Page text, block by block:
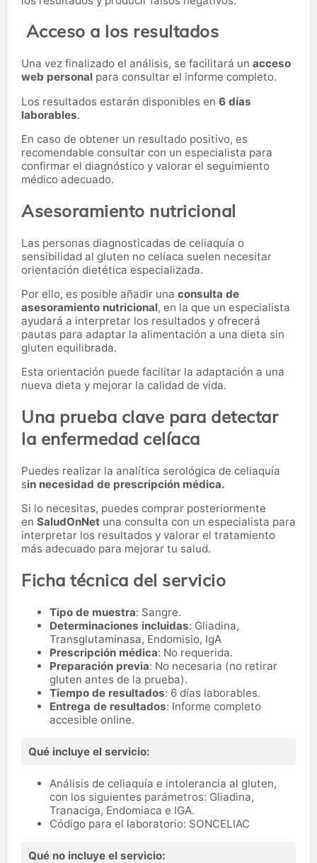
Acceso a los resultados
Una vez finalizado el análisis, se facilitará un acceso
web personal para consultar el informe completo.
Los resultados estarán disponibles en 6 días
laborables.
En caso de obtener un resultado positivo, es
recomendable consultar con un especialista para
confirmar el diagnóstico y valorar el seguimiento
médico adecuado.
Asesoramiento nutricional
Las personas diagnosticadas de celiaquía o
sensibilidad al gluten no celíaca suelen necesitar
orientación dietética especializada.
Por ello, es posible añadir una consulta de
asesoramiento nutricional, en la que un especialista
ayudará a interpretar los resultados y ofrecerá
pautas para adaptar la alimentación a una dieta sin
gluten equilibrada.
Esta orientación puede facilitar la adaptación a una
nueva dieta y mejorar la calidad de vida.
Una prueba clave para detectar
la enfermedad celíaca
Puedes realizar la analítica serológica de celiaquía
sin necesidad de prescripción médica.
Si lo necesitas, puedes comprar posteriormente
en SaludOnNet una consulta con un especialista para
interpretar los resultados y valorar el tratamiento
más adecuado para mejorar tu salud.
Ficha técnica del servicio
Tipo de muestra: Sangre.
Determinaciones incluidas: Gliadina,
Transglutaminasa, Endomisio, IgA
Prescripción médica: No requerida.
Preparación previa: No necesaria (no retirar
gluten antes de la prueba).
Tiempo de resultados: 6 días laborables.
Entrega de resultados: Informe completo
accesible online.
Qué incluye el servicio:
Análisis de celiaquía e intolerancia al gluten,
con los siguientes parámetros: Gliadina,
Tranaciga, Endomiaca e IGA.
Código para el laboratorio: SONCELIAC
Qué no incluye el servicio: